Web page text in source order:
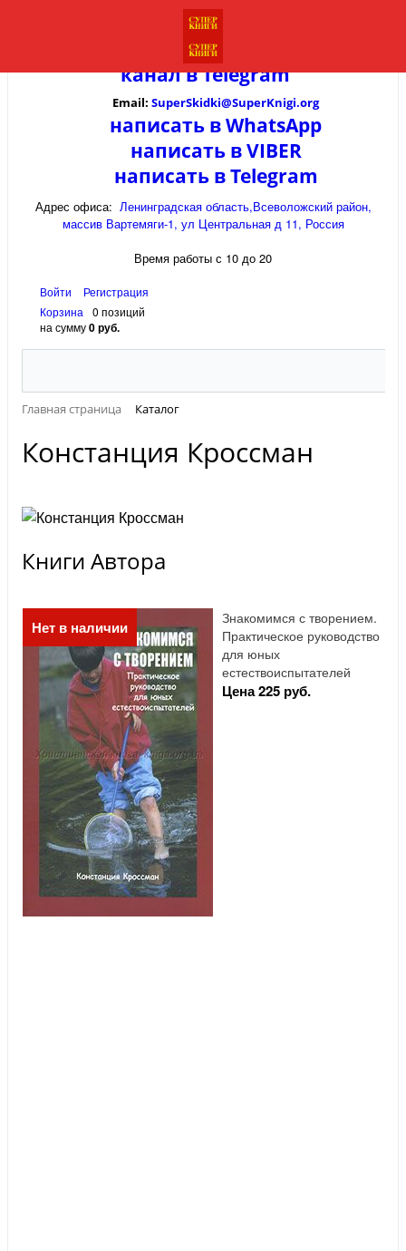
канал вTelegram
Email: SuperSkidki@SuperKnigi.org
написать в WhatsApp
написать в VIBER
написать в Telegram
Адрес офиса: Ленинградская область,Всеволожский район,
массив Вартемяги-1, ул Центральная д 11, Россия
Время работы с 10 до 20
Войти
Регистрация
Корзина
0 позиций
на сумму0 руб.
Главная страница Каталог
Констанция Кроссман
Книги Автора
Нет в наличии
Знакомимся с творением.
Практическое руководство
для юных
естествоиспытателей
Цена 225 руб.